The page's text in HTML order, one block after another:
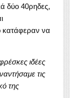
δύο 40ρηδες,
κατάφεραν να
ιδέες
τις
της